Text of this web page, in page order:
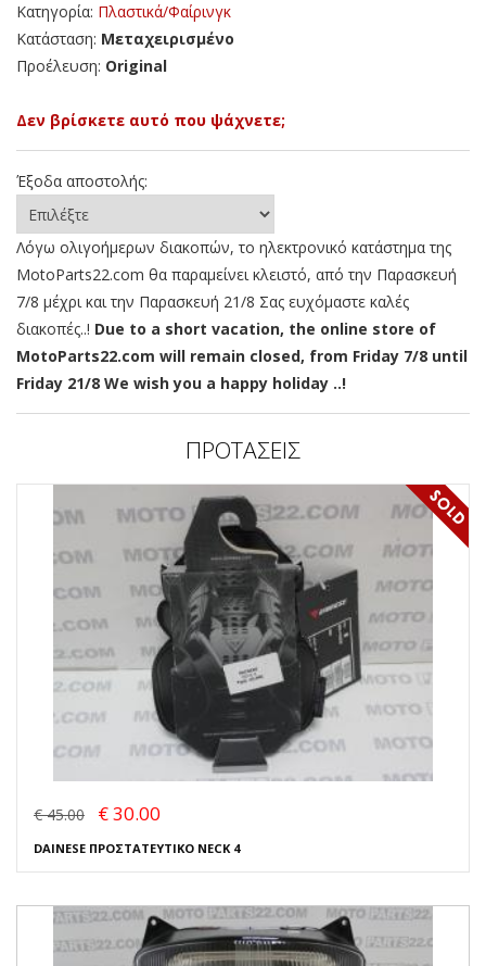
Κατηγορία: Πλαστικά/Φαίρινγκ
Κατάσταση: Μεταχειρισμένο
Προέλευση: Original
Δεν βρίσκετε αυτό που ψάχνετε;
Έξοδα αποστολής:
Λόγω ολιγοήμερων διακοπών, το ηλεκτρονικό κατάστημα της
MotoParts22.com θα παραμείνει κλειστό, από την Παρασκευή
7/8 μέχρι και την Παρασκευή 21/8 Σας ευχόμαστε καλές
διακοπές..! Due to a short vacation, the online store of
MotoParts22.com will remain closed, from Friday 7/8 until
Friday 21/8 We wish you a happy holiday ..!
ΠΡΟΤΑΣΕΙΣ
€ 45.00 € 30.00
DAINESE ΠΡΟΣΤΑΤΕΥΤΙΚΟ NECK 4